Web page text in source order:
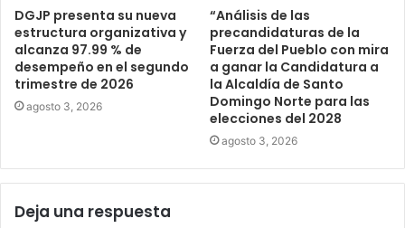
DGJP presenta su nueva
estructura organizativa y
alcanza 97.99 % de
desempeño en el segundo
trimestre de 2026
agosto 3, 2026
“Análisis de las
precandidaturas de la
Fuerza del Pueblo con mira
a ganar la Candidatura a
la Alcaldía de Santo
Domingo Norte para las
elecciones del 2028
agosto 3, 2026
Deja una respuesta